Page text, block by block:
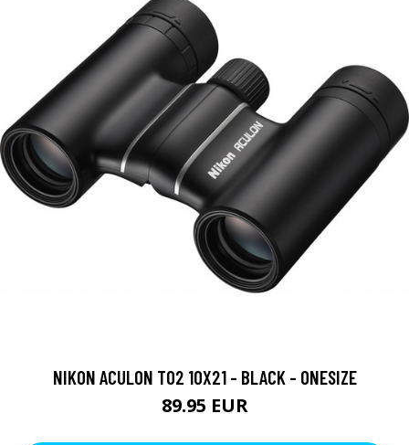
NIKON ACULON T02 10X21 - BLACK - ONESIZE
89.95 EUR